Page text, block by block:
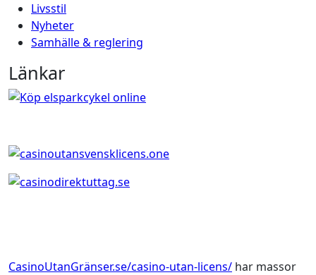
Livsstil
Nyheter
Samhälle & reglering
Länkar
CasinoUtanGränser.se/casino-utan-licens/ har massor